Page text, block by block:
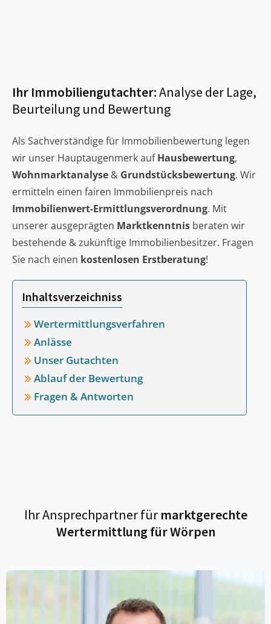
Ihr Immobiliengutachter:Analyse der Lage,
Beurteilung und Bewertung
Als Sachverständige für Immobilienbewertung legen
wir unser Hauptaugenmerk aufHausbewertung,
Wohnmarktanalyse & Grundstücksbewertung. Wir
ermitteln einen fairen Immobilienpreis nach
Immobilienwert-Ermittlungsverordnung. Mit
unserer ausgeprägten Marktkenntnis beraten wir
bestehende & zukünftige Immobilienbesitzer. Fragen
Sie nach einen kostenlosen Erstberatung!
Inhaltsverzeichniss
Wertermittlungsverfahren
Anlässe
Unser Gutachten
Ablauf der Bewertung
Fragen & Antworten
Ihr Ansprechpartner fürmarktgerechte
Wertermittlung fürWörpen